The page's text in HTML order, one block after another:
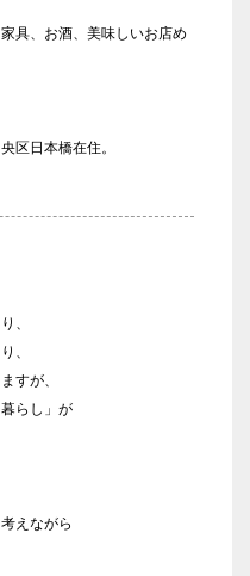
具、お酒、美味しいお店め
区日本橋在住。
、
、
すが、
らし」が
えながら